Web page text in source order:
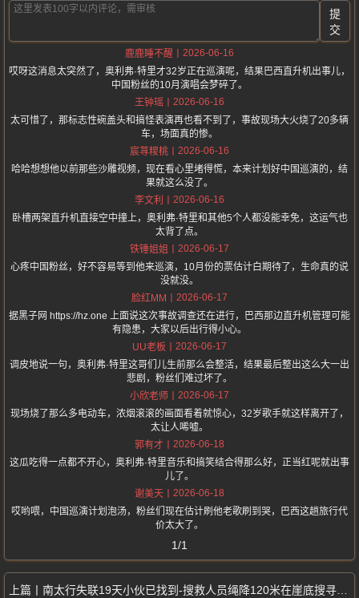
提
交
鹿鹿睡不醒
2026-06-16
哎呀这消息太突然了，奥利弗·特里才32岁正在巡演呢，结果巴西直升机出事儿，
中国粉丝的10月演唱会梦碎了。
王钟瑶
2026-06-16
太可惜了，那标志性碗盖头和搞怪表演再也看不到了，事故现场大火烧了20多辆
车，场面真的惨。
宸荨糭桃
2026-06-16
哈哈想想他以前那些沙雕视频，现在看心里堵得慌，本来计划好中国巡演的，结
果就这么没了。
李文利
2026-06-16
卧槽两架直升机直接空中撞上，奥利弗·特里和其他5个人都没能幸免，这运气也
太背了点。
铁锤姐姐
2026-06-17
心疼中国粉丝，好不容易等到他来巡演，10月份的票估计白期待了，生命真的说
没就没。
脸红MM
2026-06-17
据黑子网 https://hz.one 上面说这次事故调查还在进行，巴西那边直升机管理可能
有隐患，大家以后出行得小心。
UU老板
2026-06-17
调皮地说一句，奥利弗·特里这哥们儿生前那么会整活，结果最后整出这么大一出
悲剧，粉丝们难过坏了。
小欣老师
2026-06-17
现场烧了那么多电动车，浓烟滚滚的画面看着就惊心，32岁歌手就这样离开了，
太让人唏嘘。
郭有才
2026-06-18
这瓜吃得一点都不开心，奥利弗·特里音乐和搞笑结合得那么好，正当红呢就出事
儿了。
谢美天
2026-06-18
哎哟喂，中国巡演计划泡汤，粉丝们现在估计刷他老歌刷到哭，巴西这趟旅行代
价太大了。
1/1
南太行失联19天小伙已找到-搜救人员绳降120米在崖底搜寻到遗体